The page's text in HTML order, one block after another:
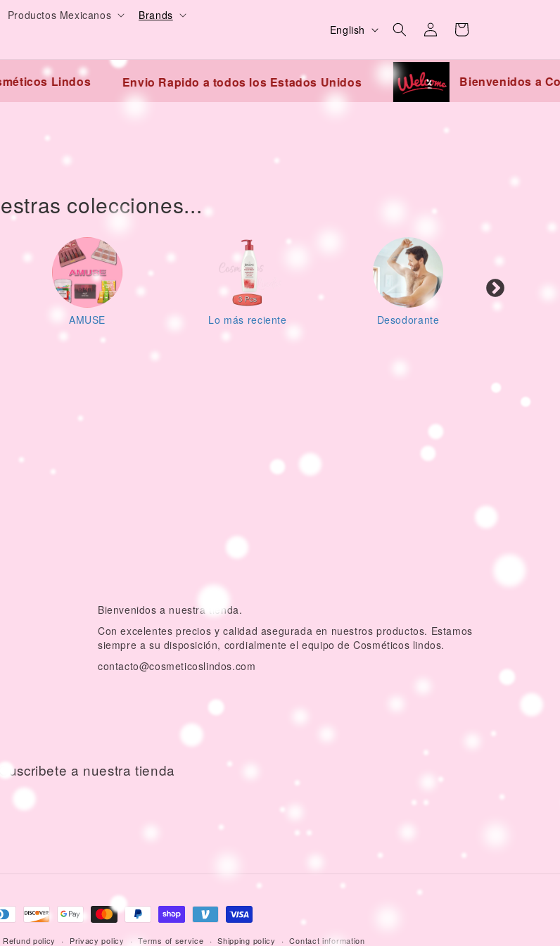
Productos Mexicanos Brands L
n
g
u
English
Log
in
Cart
Lindos Envio Rapido a todos los Estados Unidos Bienvenidos a
colecciones...
AMUSE Lo más reciente Desodorante
Bienvenidos a nuestra tienda.
Con excelentes precios y calidad asegurada en nuestros productos. Estamos
siempre a su disposición, cordialmente el equipo de Cosméticos lindos.
contacto@cosmeticoslindos.com
a nuestra tienda
Refund policy Privacy policy Terms of service Shipping policy Contact information